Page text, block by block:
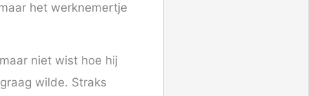
het werknemertje
niet wist hoe hij
wilde. Straks